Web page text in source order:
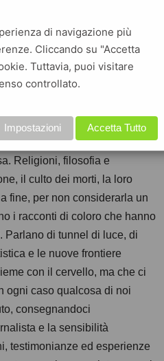
persone credono di sì. Ma lo
una cospirazione del silenzio
rivolgere lo sguardo altrove
del bene più prezioso, e
di strappare quel velo. C’è
Religioni, filosofia e
il culto dei morti, la loro
fine, per non considerarla un
i racconti di coloro che hanno
Parlano di tunnel di luce, di
e le nuove frontiere
con il cervello, ma che ci
ogni caso qualcosa di noi
consegnandoci
e la sensibilità
testimonianze ed esperienze
di navigazione più
Cliccando su "Accetta
Tuttavia, puoi visitare
controllato.
Accetta Tutto
Impostazioni